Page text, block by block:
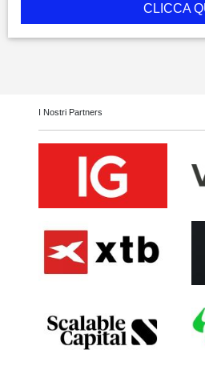
CLICCA
I Nostri Partners